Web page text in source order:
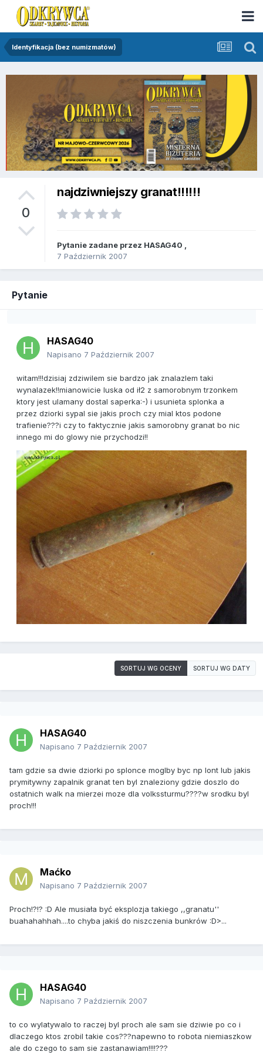
Identyfikacja (bez numizmatów)
0
najdziwniejszy granat!!!!!!
Pytanie zadane przez HASAG40
7 Październik 2007
Pytanie
HASAG40
Napisano 7 Październik 2007
witam!!!dzisiaj zdziwilem sie bardzo jak znalazlem taki
wynalazek!!mianowicie luska od ił2 z samorobnym trzonkem
ktory jest ulamany dostal saperka:-) i usunieta splonka a
przez dziorki sypal sie jakis proch czy mial ktos podone
trafienie???i czy to faktycznie jakis samorobny granat bo nic
innego mi do glowy nie przychodzi!!
SORTUJ WG OCENY SORTUJ WG DATY
HASAG40
Napisano 7 Październik 2007
tam gdzie sa dwie dziorki po splonce moglby byc np lont lub jakis
prymitywny zapalnik granat ten byl znaleziony gdzie doszlo do
ostatnich walk na mierzei moze dla volkssturmu????w srodku byl
proch!!!
Maćko
Napisano 7 Październik 2007
Proch!?!? :D Ale musiała być eksplozja takiego ,,granatu''
buahahahhah....to chyba jakiś do niszczenia bunkrów :D>...
HASAG40
Napisano 7 Październik 2007
to co wylatywalo to raczej byl proch ale sam sie dziwie po co i
dlaczego ktos zrobil takie cos???napewno to robota niemiaszkow
ale do czego to sam sie zastanawiam!!!!???